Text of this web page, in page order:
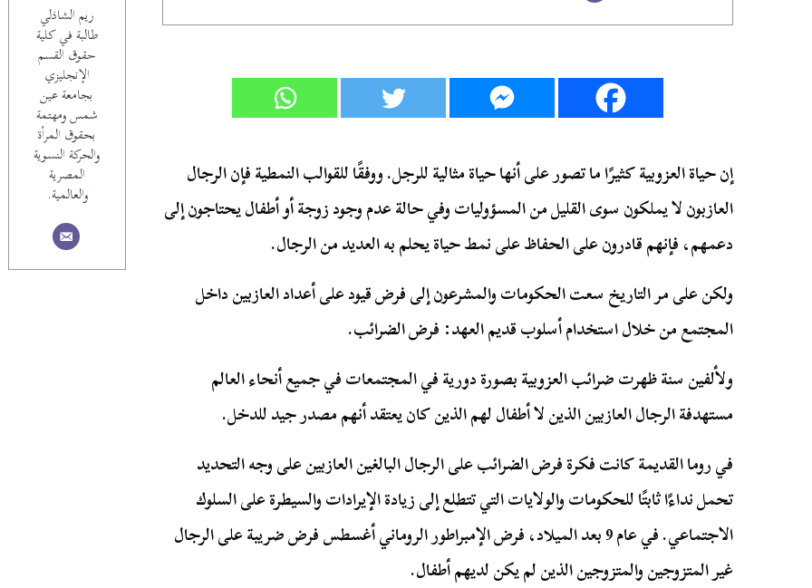
ريم الشاذلي
طالبة في كلية
حقوق القسم
الإنجليزي
بجامعة عين
شمس ومهتمة
بحقوق المرأة
والحركة النسوية
المصرية
والعالمية.
إن حياة العزوبية كثيرًا ما تصور على أنها حياة مثالية للرجل. ووفقًا للقوالب النمطية فإن الرجال
العازبون لا يملكون سوى القليل من المسؤوليات وفي حالة عدم وجود زوجة أو أطفال يحتاجون إلى
دعمهم، فإنهم قادرون على الحفاظ على نمط حياة يحلم به العديد من الرجال.
ولكن على مر التاريخ سعت الحكومات والمشرعون إلى فرض قيود على أعداد العازبين داخل
المجتمع من خلال استخدام أسلوب قديم العهد: فرض الضرائب.
ولألفين سنة ظهرت ضرائب العزوبية بصورة دورية في المجتمعات في جميع أنحاء العالم
مستهدفة الرجال العازبين الذين لا أطفال لهم الذين كان يعتقد أنهم مصدر جيد للدخل.
في روما القديمة كانت فكرة فرض الضرائب على الرجال البالغين العازبين على وجه التحديد
تحمل نداءًا ثابتًا للحكومات والولايات التي تتطلع إلى زيادة الإيرادات والسيطرة على السلوك
الاجتماعي. في عام 9 بعد الميلاد، فرض الإمبراطور الروماني أغسطس فرض ضريبة على الرجال
غير المتزوجين والمتزوجين الذين لم يكن لديهم أطفال.